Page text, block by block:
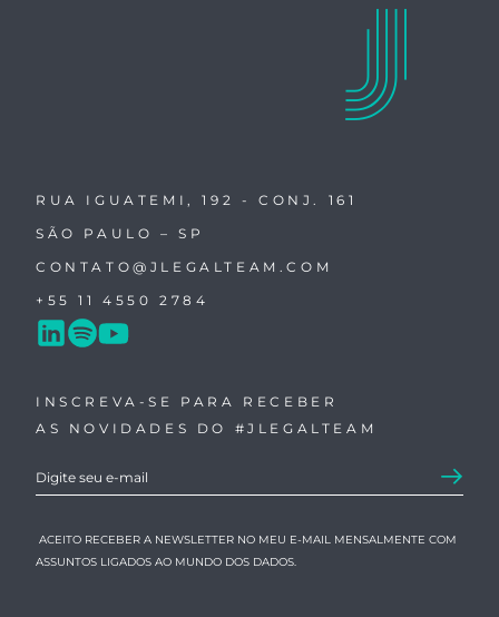
RUA IGUATEMI, 192 - CONJ. 161
SÃO PAULO – SP
CONTATO@JLEGALTEAM.COM
+55 11 4550 2784
INSCREVA-SE PARA RECEBER
AS NOVIDADES DO #JLEGALTEAM
ACEITO RECEBER A NEWSLETTER NO MEU E-MAIL MENSALMENTE COM
ASSUNTOS LIGADOS AO MUNDO DOS DADOS.